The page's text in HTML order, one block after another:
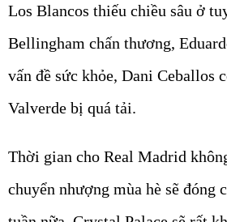
Los Blancos thiếu chiều sâu ở
Bellingham chấn thương,
vấn đề sức khỏe, Dani Ceballos
Valverde bị quá tải.
Thời gian cho Real Madrid
chuyển nhượng mùa hè sẽ đóng